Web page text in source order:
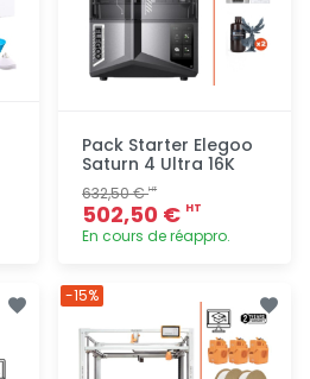
Pack Starter Elegoo
Saturn 4 Ultra 16K
632,50 €HT
502,50 € HT
En cours de réappro.
rapide
-15%